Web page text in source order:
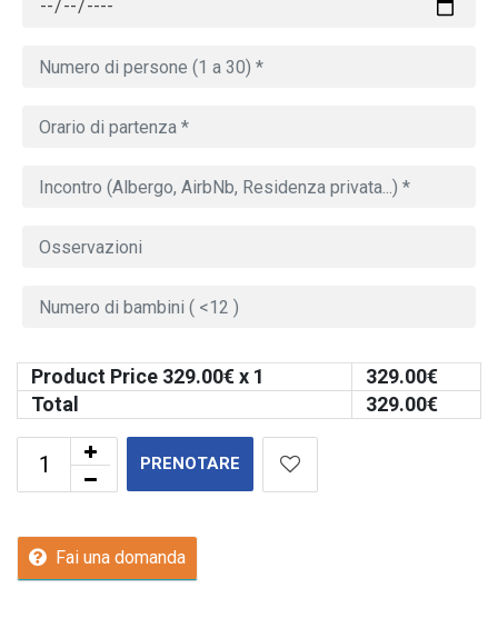
Product Price 329.00€ x 1 329.00€
Total
329.00€
PRENOTARE
Fai una domanda